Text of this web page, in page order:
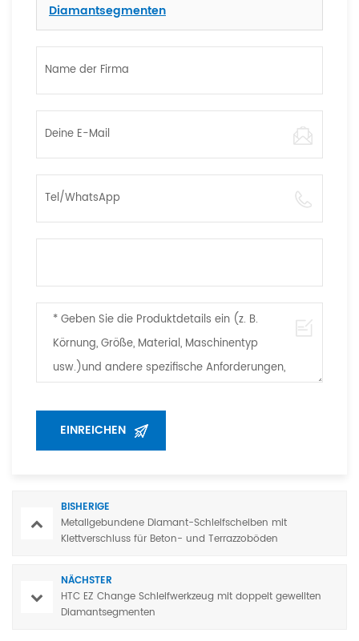
Diamantsegmenten
BISHERIGE
Metallgebundene Diamant-Schleifscheiben mit
Klettverschluss für Beton- und Terrazzoböden
NÄCHSTER
HTC EZ Change Schleifwerkzeug mit doppelt gewellten
Diamantsegmenten